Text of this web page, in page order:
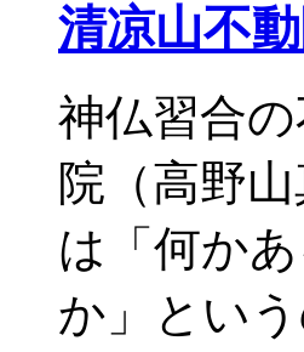
清凉山不
神仏習合
院（高野
は「何か
か」とい